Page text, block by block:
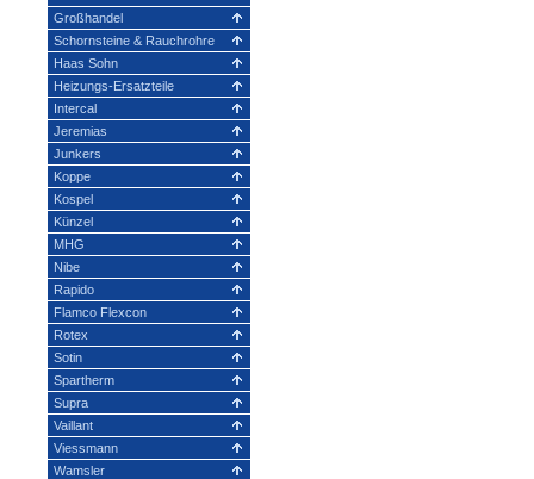
Großhandel
Schornsteine & Rauchrohre
Haas Sohn
Heizungs-Ersatzteile
Intercal
Jeremias
Junkers
Koppe
Kospel
Künzel
MHG
Nibe
Rapido
Flamco Flexcon
Rotex
Sotin
Spartherm
Supra
Vaillant
Viessmann
Wamsler